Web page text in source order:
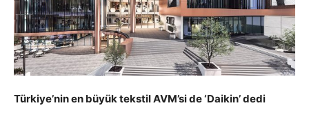
Türkiye’nin en büyük tekstil AVM’si de ‘Daikin’ dedi